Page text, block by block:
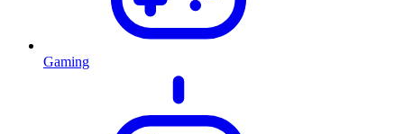
Gaming